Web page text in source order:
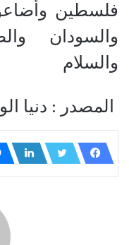
فلسطين
والسودان
والسلام
المصدر : دنيا